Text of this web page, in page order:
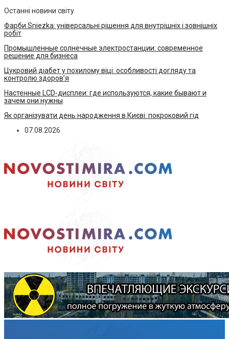
Останні новини світу
Фарби Sniezka: універсальні рішення для внутрішніх і зовнішніх
робіт
Промышленные солнечные электростанции: современное
решение для бизнеса
Цукровий діабет у похилому віці: особливості догляду та
контролю здоров’я
Настенные LCD-дисплеи: где используются, какие бывают и
зачем они нужны
Як організувати день народження в Києві: покроковий гід
07.08.2026